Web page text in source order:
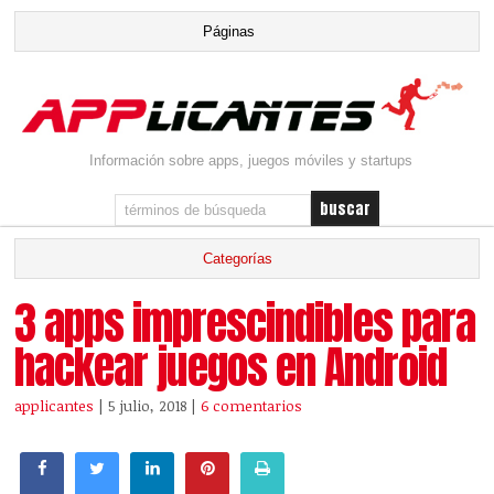
Información sobre apps, juegos móviles y startups
3 apps imprescindibles para
hackear juegos en Android
applicantes | 5 julio, 2018 |6 comentarios